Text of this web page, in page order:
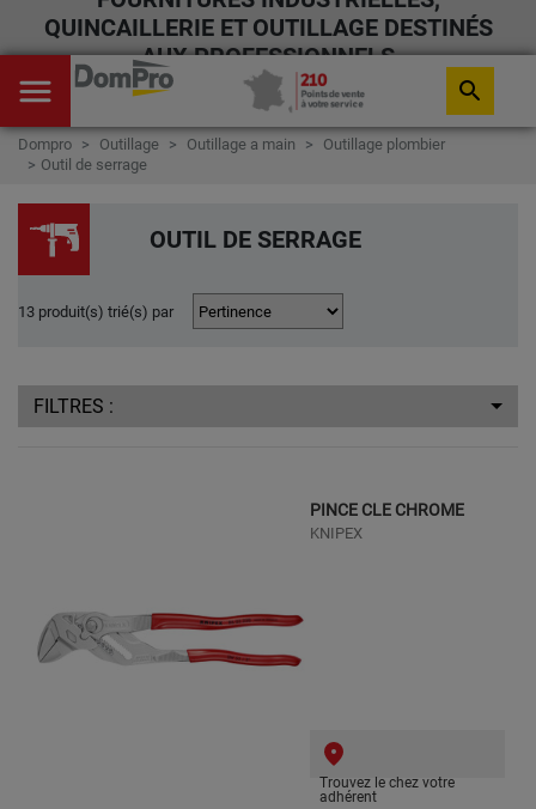
QUINCAILLERIE ET OUTILLAGE DESTINÉS
AUX PROFESSIONNELS
menu search
Dompro Outillage Outillage a main
Outillage plombier
Outil de serrage
OUTIL DE SERRAGE
13 produit(s) trié(s) par
FILTRES :
PINCE CLE CHROME
KNIPEX
Trouvez le chez votre
adhérent